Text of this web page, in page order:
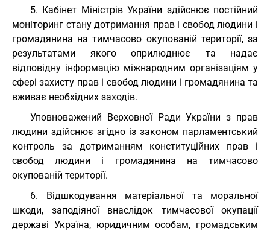
5. Кабінет Міністрів України здійснює постійний
моніторинг стану дотримання прав і свобод людини і
громадянина на тимчасово окупованій території, за
результатами якого оприлюднює та надає
відповідну інформацію міжнародним організаціям у
сфері захисту прав і свобод людини і громадянина та
вживає необхідних заходів.
Уповноважений Верховної Ради України з прав
людини здійснює згідно із законом парламентський
контроль за дотриманням конституційних прав і
свобод людини і громадянина на тимчасово
окупованій території.
6. Відшкодування матеріальної та моральної
шкоди, заподіяної внаслідок тимчасової окупації
державі Україна, юридичним особам, громадським